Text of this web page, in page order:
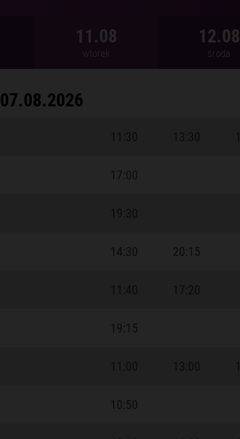
11.08
wtorek
12.08
środa
07.08.2026
17:00
14:30 20:15
19:15
10:50